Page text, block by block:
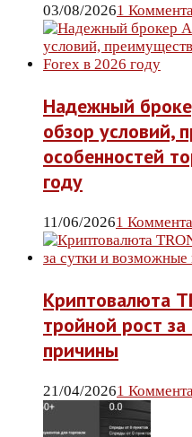
03/08/20261
Надежный
обзор условий,
особенностей
году
11/06/20261
Криптовалюта
тройной рост
причины
21/04/20261